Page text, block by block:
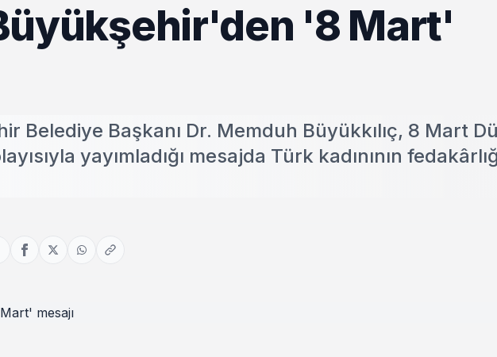
'8 Mart'
Belediye Başkanı Dr. Memduh Büyükkılıç, 8 Mart
yayımladığı mesajda Türk kadınının